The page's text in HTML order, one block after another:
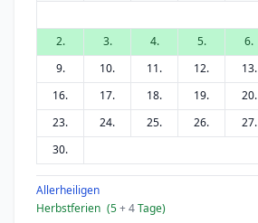
2.
3. 4. 5. 6.
9.
10. 11. 12. 13.
16.
17. 18. 19. 20.
23.
24. 25. 26. 27.
30.
Allerheiligen
Herbstferien (5+ 4Tage)